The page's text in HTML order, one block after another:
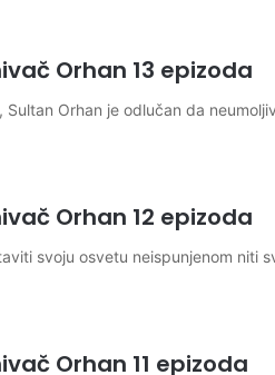
Orhan 13 epizoda
Orhan je odlučan da
Orhan 12 epizoda
svoju osvetu neispunjenom niti
Orhan 11 epizoda